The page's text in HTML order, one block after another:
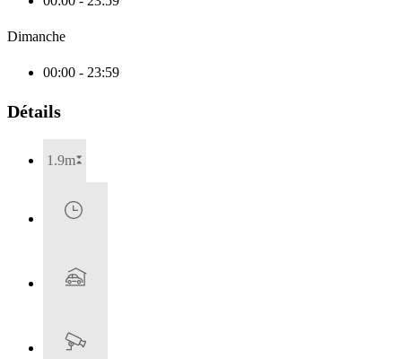
Dimanche
00:00 - 23:59
Détails
1.9m